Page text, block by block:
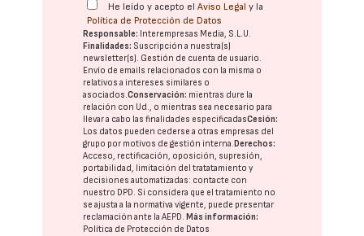
He leído y acepto elAviso Legal y la
Política de Protección de Datos
Responsable: Interempresas Media, S.L.U.
Finalidades: Suscripción a nuestra(s)
newsletter(s). Gestión de cuenta de usuario.
Envío de emails relacionados con la misma o
relativos a intereses similares o
asociados.Conservación: mientras dure la
relación con Ud., o mientras sea necesario para
llevar a cabo las finalidades especificadasCesión:
Los datos pueden cederse a otras empresas del
grupo por motivos de gestión interna. Derechos:
Acceso, rectificación, oposición, supresión,
portabilidad, limitación del tratatamiento y
decisiones automatizadas: contacte con
nuestro DPD. Si considera que el tratamiento no
se ajusta a la normativa vigente, puede presentar
reclamación ante laAEPD. Más información:
Política de Protección de Datos